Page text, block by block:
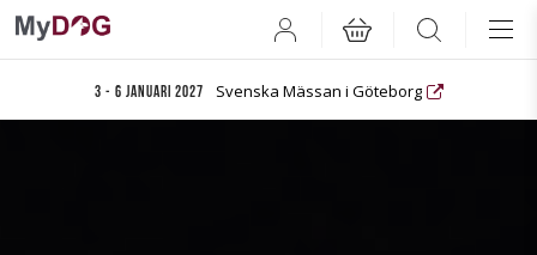
3 - 6 januari 2027 Svenska Mässan i Göteborg
User Search